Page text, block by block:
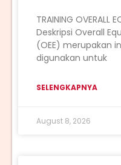
TRAINING OVERALL
Deskripsi Overall
(OEE) merupakan
digunakan untuk
SELENGKAPNYA
August 8, 2026